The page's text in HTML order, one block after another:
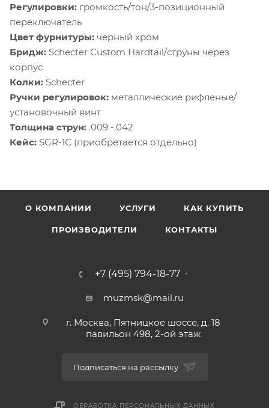
Регулировки: громкость/тон/3-позиционный
переключатель
Цвет фурнитуры: черный хром
Бридж: Schecter Custom Hardtail/струны через
корпус
Колки: Schecter
Ручки регулировок: металлические рифленые/
установочный винт
Толщина струн: .009 -.042
Кейс: SGR-1С (приобретается отдельно)
О КОМПАНИИ УСЛУГИ КАК КУПИТЬ
ПРОИЗВОДИТЕЛИ КОНТАКТЫ
+7 (495) 794-18-77
muzmsk@mail.ru
г. Москва, Пятницкое шоссе, д. 18
павильон 498, 2-ой этаж
Подписаться на рассылку
ОБРАБОТКА ПЕРСОНАЛЬНЫХ ДАННЫХ